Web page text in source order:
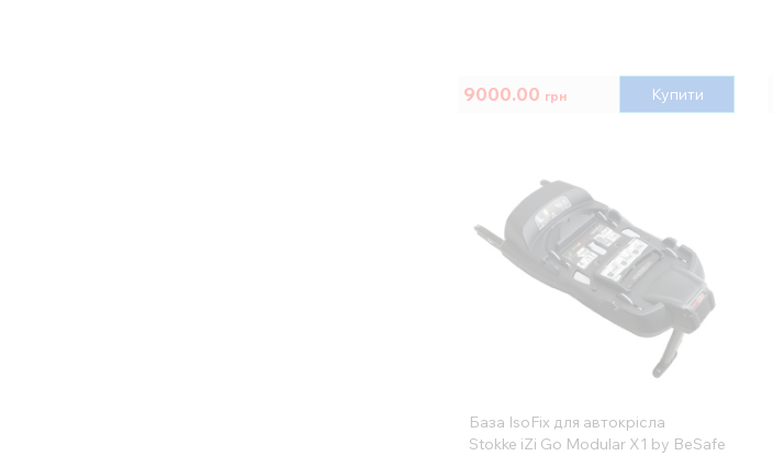
9000.00 грн Купити
База IsoFix для автокрісла
Stokke iZi Go Modular X1 by BeSafe